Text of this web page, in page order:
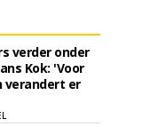
verder onder
Kok: 'Voor
verandert er